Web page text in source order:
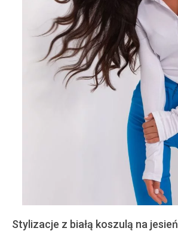
Stylizacje z białą koszulą na jesień